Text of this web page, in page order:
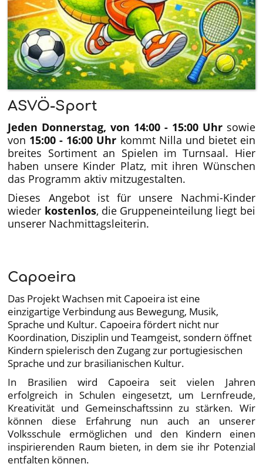
ASVÖ-Sport
Jeden Donnerstag, von 14:00 - 15:00 Uhrsowie
von 15:00 - 16:00 Uhr kommt Nilla und bietet ein
breites Sortiment an Spielen im Turnsaal. Hier
haben unsere Kinder Platz, mit ihren Wünschen
das Programm aktiv mitzugestalten.
Dieses Angebot ist für unsere Nachmi-Kinder
wieder kostenlos, die Gruppeneinteilung liegt bei
unserer Nachmittagsleiterin.
Capoeira
Das Projekt Wachsen mit Capoeira ist eine
einzigartige Verbindung aus Bewegung, Musik,
Sprache und Kultur. Capoeira fördert nicht nur
Koordination, Disziplin und Teamgeist, sondern öffnet
Kindern spielerisch den Zugang zur portugiesischen
Sprache und zur brasilianischen Kultur.
In Brasilien wird Capoeira seit vielen Jahren
erfolgreich in Schulen eingesetzt, um Lernfreude,
Kreativität und Gemeinschaftssinn zu stärken. Wir
können diese Erfahrung nun auch an unserer
Volksschule ermöglichen und den Kindern einen
inspirierenden Raum bieten, in dem sie ihr Potenzial
entfalten können.